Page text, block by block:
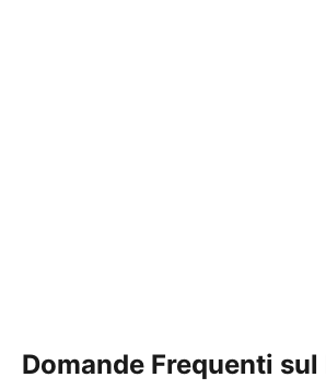
Domande Frequenti